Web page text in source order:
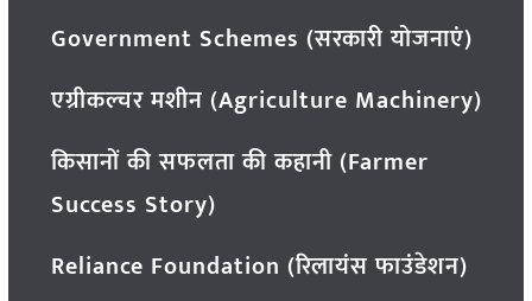
Government Schemes (सरकारी योजनाएं)
एग्रीकल्चर मशीन (Agriculture Machinery)
किसानों की सफलता की कहानी (Farmer
Success Story)
Reliance Foundation (रिलायंस फाउंडेशन)